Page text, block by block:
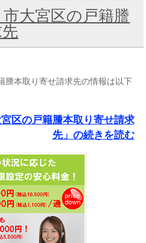
大宮区の戸籍謄
謄本取り寄せ請求先の情報は以下
区の戸籍謄本取り寄せ請求
先」の続きを読む